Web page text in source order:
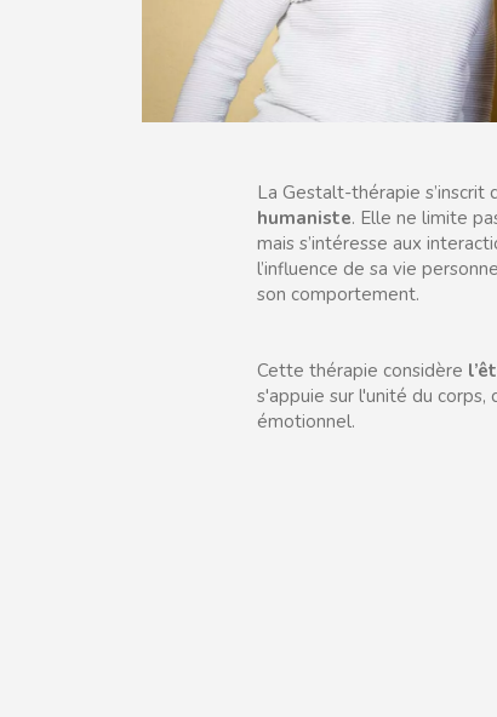
La Gestalt-thérapie s’inscrit
humaniste. Elle ne limite
mais s’intéresse aux
l’influence de sa vie
son comportement.
Cette thérapie considère
s'appuie sur l'unité du corps,
émotionnel.